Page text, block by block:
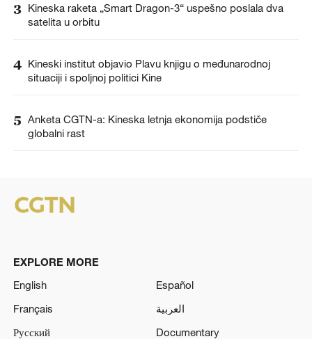
3 Kineska raketa „Smart Dragon-3“ uspešno poslala dva
satelita u orbitu
4 Kineski institut objavio Plavu knjigu o međunarodnoj
situaciji i spoljnoj politici Kine
5 Anketa CGTN-a: Kineska letnja ekonomija podstiče
globalni rast
EXPLORE MORE
English
Español
Français
العربية
Русский
Documentary